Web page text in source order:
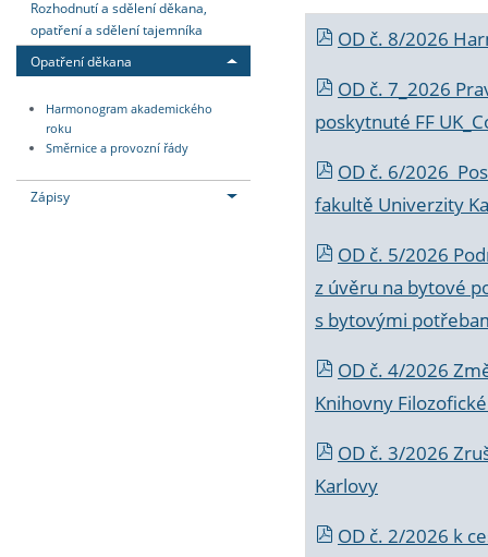
Rozhodnutí a sdělení děkana,
opatření a sdělení tajemníka
Opatření děkana
Harmonogram akademického
roku
Směrnice a provozní řády
Zápisy
OD č. 8/2026
OD č. 7_2026
poskytnuté FF
OD č. 6/2026
fakultě Univerzity
OD č. 5/2026
z úvěru na bytové
s bytovými
OD č. 4/2026
Knihovny
OD č. 3/2026
Karlovy
OD č. 2/2026 k